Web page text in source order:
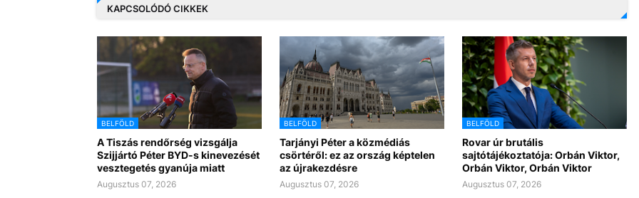
KAPCSOLÓDÓ CIKKEK
BELFÖLD
A Tiszás rendőrség vizsgálja
Szijjártó Péter BYD-s kinevezését
vesztegetés gyanúja miatt
Augusztus 07, 2026
BELFÖLD
Tarjányi Péter a közmédiás
csörtéről: ez az ország képtelen
az újrakezdésre
Augusztus 07, 2026
BELFÖLD
Rovar úr brutális
sajtótájékoztatója: Orbán Viktor,
Orbán Viktor, Orbán Viktor
Augusztus 07, 2026